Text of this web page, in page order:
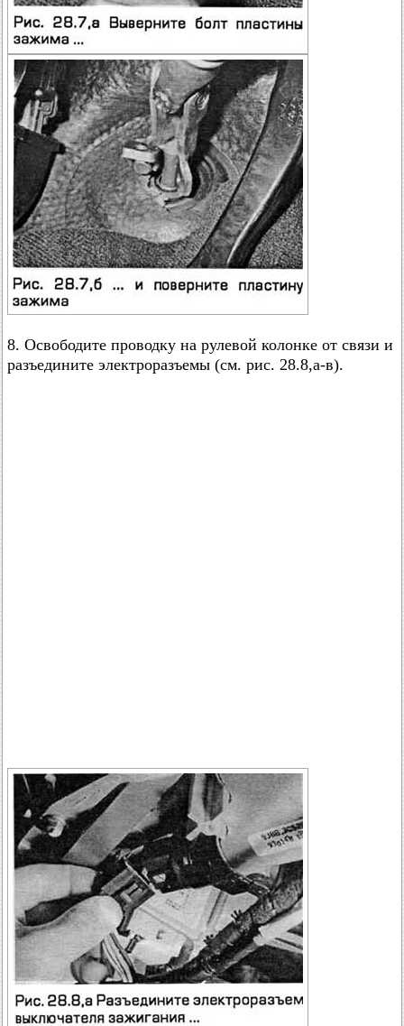
8. Освободите проводку на рулевой колонке от связи и
разъедините электроразъемы (см. рис. 28.8,а-в).